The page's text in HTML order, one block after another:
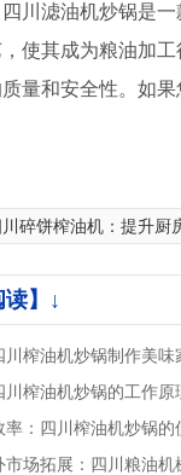
川滤油机炒锅是
使其成为粮油加
量和安全性。如
碎饼榨油机：提升厨房环
读】↓
川榨油机炒锅制作美味
川榨油机炒锅的工作原
率：四川榨油机炒锅的
市场拓展：四川粮油